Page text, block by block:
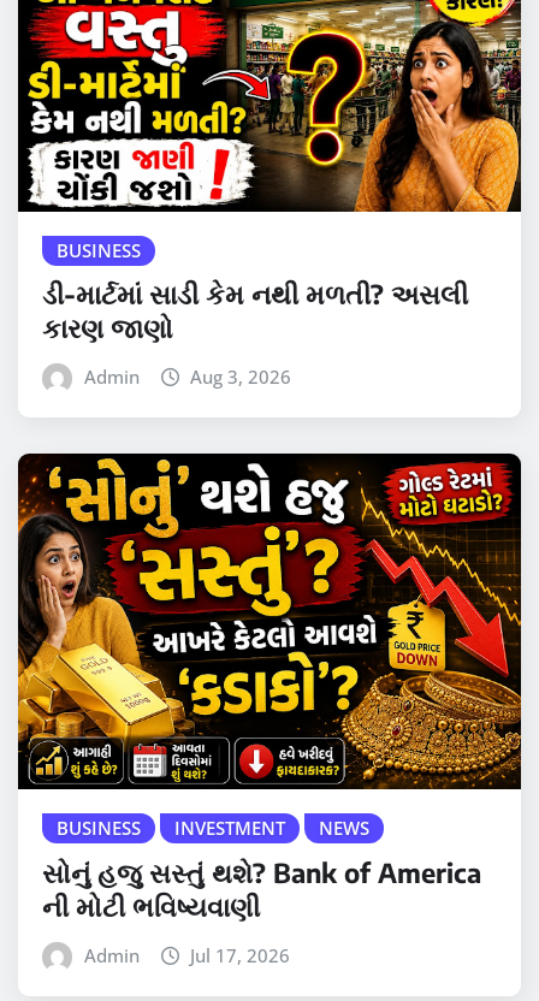
BUSINESS
ડી-માર્ટમાં સાડી કેમ નથી મળતી? અસલી
કારણ જાણો
Admin Aug 3, 2026
BUSINESS INVESTMENT NEWS
સોનું હજુ સસ્તું થશે? Bank of America
ની મોટી ભવિષ્યવાણી
Admin Jul 17, 2026